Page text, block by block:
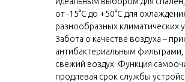
от -15°C до +50°C для
разнообразных климатических
Забота о качестве воздуха –
антибактериальным
свежий воздух. Функция
продлевая срок службы